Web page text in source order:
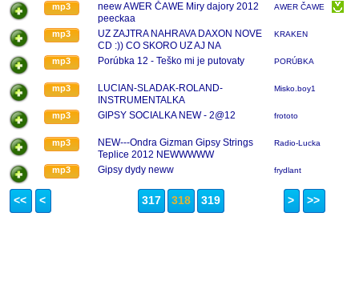
mp3
neew AWER ČAWE Miry dajory 2012
peeckaa
AWER ČAWE
mp3
UZ ZAJTRA NAHRAVA DAXON NOVE
CD :)) CO SKORO UZ AJ NA
KOLOTOCI :))
KRAKEN
mp3 Porúbka 12 - Teško mi je putovaty PORÚBKA
mp3
LUCIAN-SLADAK-ROLAND-
INSTRUMENTALKA
Misko.boy1
mp3 GIPSY SOCIALKA NEW - 2@12 frototo
mp3
NEW---Ondra Gizman Gipsy Strings
Teplice 2012 NEWWWWW
Radio-Lucka
mp3 Gipsy dydy neww frydlant
<< < 317 318 319 > >>